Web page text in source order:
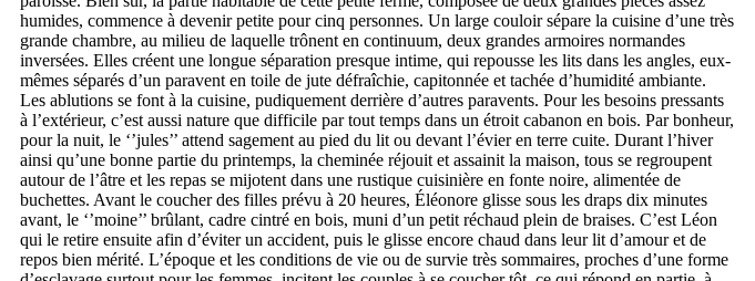
humides, commence à devenir petite pour cinq personnes. Un large couloir sépare la cuisine d’une très
grande chambre, au milieu de laquelle trônent en continuum, deux grandes armoires normandes
inversées. Elles créent une longue séparation presque intime, qui repousse les lits dans les angles, eux-
mêmes séparés d’un paravent en toile de jute défraîchie, capitonnée et tachée d’humidité ambiante.
Les ablutions se font à la cuisine, pudiquement derrière d’autres paravents. Pour les besoins pressants
à l’extérieur, c’est aussi nature que difficile par tout temps dans un étroit cabanon en bois. Par bonheur,
pour la nuit, le ‘’jules’’ attend sagement au pied du lit ou devant l’évier en terre cuite. Durant l’hiver
ainsi qu’une bonne partie du printemps, la cheminée réjouit et assainit la maison, tous se regroupent
autour de l’âtre et les repas se mijotent dans une rustique cuisinière en fonte noire, alimentée de
buchettes. Avant le coucher des filles prévu à 20 heures, Éléonore glisse sous les draps dix minutes
avant, le ‘’moine’’ brûlant, cadre cintré en bois, muni d’un petit réchaud plein de braises. C’est Léon
qui le retire ensuite afin d’éviter un accident, puis le glisse encore chaud dans leur lit d’amour et de
repos bien mérité. L’époque et les conditions de vie ou de survie très sommaires, proches d’une forme